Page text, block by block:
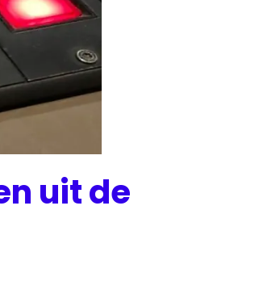
uit de